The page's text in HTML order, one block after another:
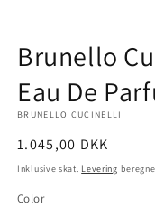
Brunello
Eau De
BRUNELLO CUCINELLI
Normalpris
1.045,00 DKK
Inklusive skat. Levering
Color